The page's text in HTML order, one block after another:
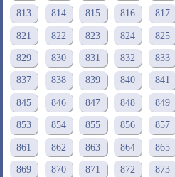
813 814 815 816 817
821 822 823 824 825
829 830 831 832 833
837 838 839 840 841
845 846 847 848 849
853 854 855 856 857
861 862 863 864 865
869 870 871 872 873